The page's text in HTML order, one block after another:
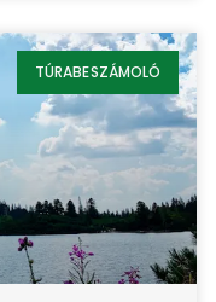
TÚRABESZÁMOLÓ